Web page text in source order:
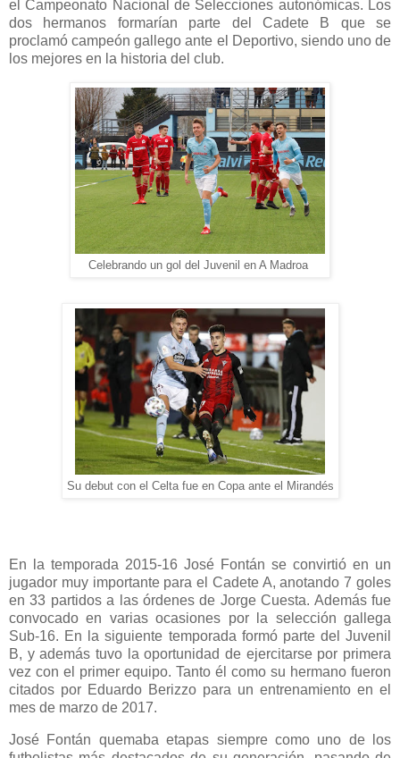
el Campeonato Nacional de Selecciones autonómicas. Los
dos hermanos formarían parte del Cadete B que se
proclamó campeón gallego ante el Deportivo, siendo uno de
los mejores en la historia del club.
Celebrando un gol del Juvenil en A Madroa
Su debut con el Celta fue en Copa ante el Mirandés
En la temporada 2015-16 José Fontán se convirtió en un
jugador muy importante para el Cadete A, anotando 7 goles
en 33 partidos a las órdenes de Jorge Cuesta. Además fue
convocado en varias ocasiones por la selección gallega
Sub-16. En la siguiente temporada formó parte del Juvenil
B, y además tuvo la oportunidad de ejercitarse por primera
vez con el primer equipo. Tanto él como su hermano fueron
citados por Eduardo Berizzo para un entrenamiento en el
mes de marzo de 2017.
José Fontán quemaba etapas siempre como uno de los